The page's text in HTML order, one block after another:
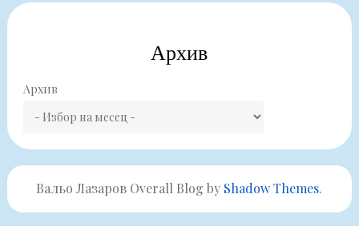
Архив
Архив
Вальо Лазаров Overall Blog by Shadow Themes.